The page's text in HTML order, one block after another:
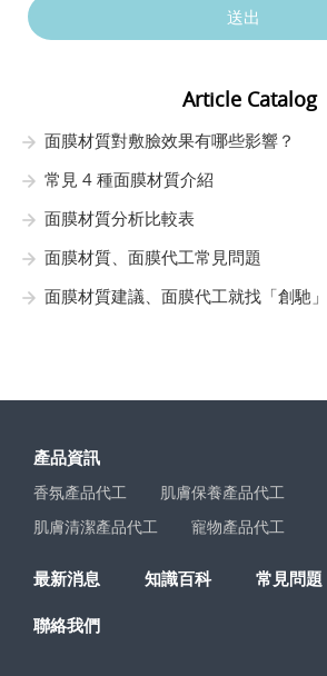
送出
Article Catalog
面膜材質對敷臉效果有哪些影響？
常見 4 種面膜材質介紹
面膜材質分析比較表
面膜材質、面膜代工常見問題
面膜材質建議、面膜代工就找「創馳」
產品資訊
香氛產品代工
肌膚保養產品代工
肌膚清潔產品代工
寵物產品代工
最新消息 知識百科 常見問題
聯絡我們